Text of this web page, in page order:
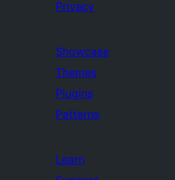
Privacy
Showcase
Themes
Plugins
Patterns
Learn